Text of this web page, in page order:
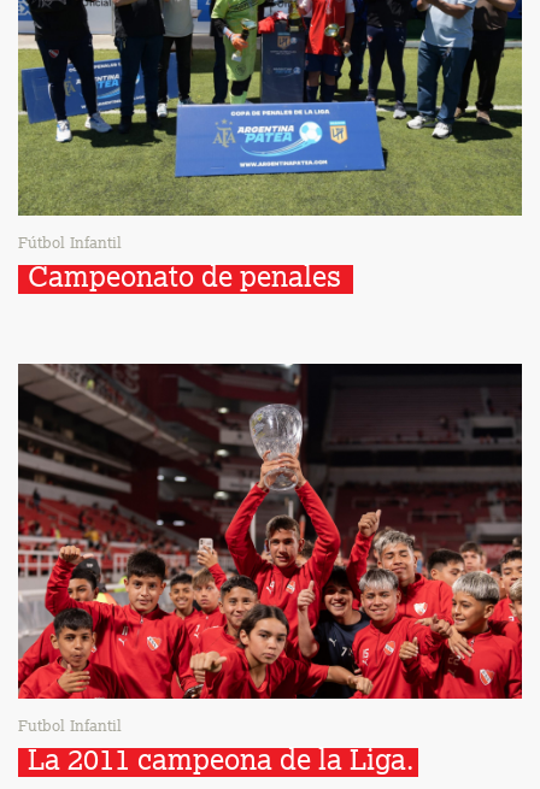
Fútbol Infantil
Campeonato de penales
Futbol Infantil
La 2011 campeona de la Liga.